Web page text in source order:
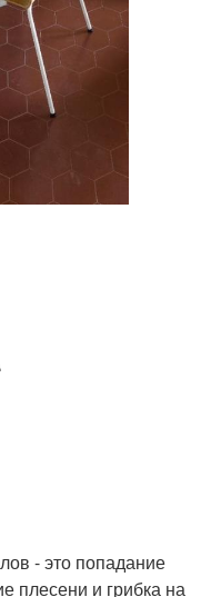
- это попадание
плесени и грибка на